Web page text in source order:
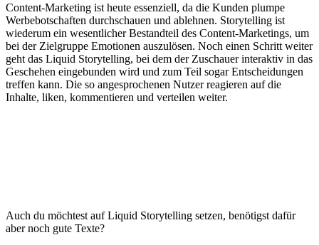
Content-Marketing ist heute essenziell, da die Kunden plumpe
Werbebotschaften durchschauen und ablehnen. Storytelling ist
wiederum ein wesentlicher Bestandteil des Content-Marketings, um
bei der Zielgruppe Emotionen auszulösen. Noch einen Schritt weiter
geht das Liquid Storytelling, bei dem der Zuschauer interaktiv in das
Geschehen eingebunden wird und zum Teil sogar Entscheidungen
treffen kann. Die so angesprochenen Nutzer reagieren auf die
Inhalte, liken, kommentieren und verteilen weiter.
Auch du möchtest auf Liquid Storytelling setzen, benötigst dafür
aber noch gute Texte?